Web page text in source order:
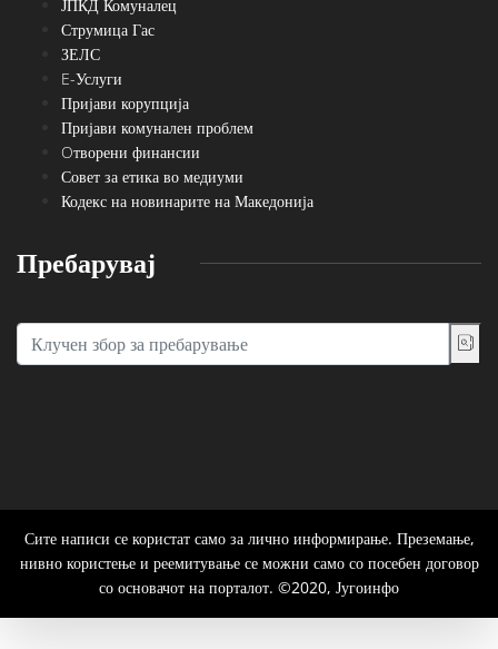
ЈПКД Комуналец
Струмица Гас
ЗЕЛС
E-Услуги
Пријави корупција
Пријави комунален проблем
Oтворени финансии
Совет за етика во медиуми
Кодекс на новинарите на Македонија
Пребарувај
Сите написи се користат само за лично информирање. Преземање,
нивно користење и реемитување се можни само со посебен договор
со основачот на порталот. ©2020, Југоинфо